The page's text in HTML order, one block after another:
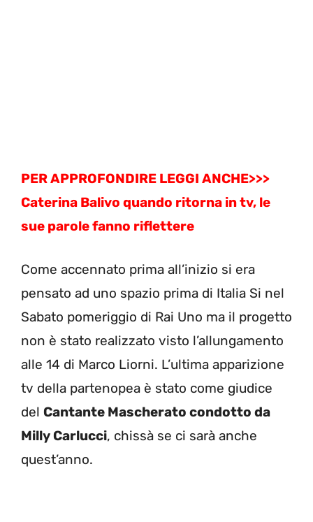
PER APPROFONDIRE LEGGI ANCHE>>>
Caterina Balivo quando ritorna in tv, le
sue parole fanno riflettere
Come accennato prima all’inizio si era
pensato ad uno spazio prima di Italia Si nel
Sabato pomeriggio di Rai Uno ma il progetto
non è stato realizzato visto l’allungamento
alle 14 di Marco Liorni. L’ultima apparizione
tv della partenopea è stato come giudice
del Cantante Mascherato condotto da
Milly Carlucci, chissà se ci sarà anche
quest’anno.